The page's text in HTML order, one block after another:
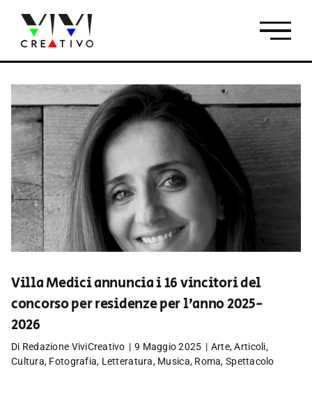
contenuto
Villa Medici annuncia i 16 vincitori del
concorso per residenze per l’anno 2025-
2026
Di Redazione ViviCreativo | 9 Maggio 2025 | Arte,Articoli,
Cultura, Fotografia, Letteratura, Musica, Roma,Spettacolo